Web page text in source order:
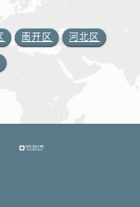
南开区 河北区